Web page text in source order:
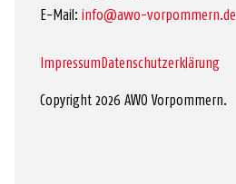
E-Mail: info@awo-vorpommern.de
ImpressumDatenschutzerklärung
Copyright 2026 AWO Vorpommern.